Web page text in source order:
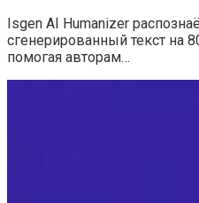
Isgen AI Humanizer
сгенерированный текст на
помогая авторам…